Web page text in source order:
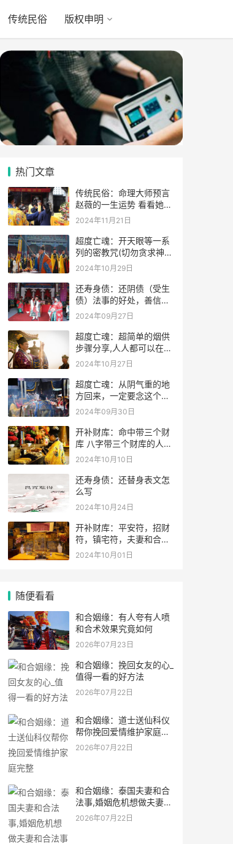
传统民俗 版权申明
热门文章
传统民俗：命理大师预言
赵薇的一生运势 看看她的
表示
2024年11月21日
超度亡魂：开天眼等一系
列的密教咒(切勿贪求神
通)
2024年10月29日
还寿身债：还阴债（受生
债）法事的好处，善信必
看！
2024年09月27日
超度亡魂：超简单的烟供
步骤分享,人人都可以在家
做烟供
2024年10月27日
超度亡魂：从阴气重的地
方回来，一定要念这个
咒！
2024年09月30日
开补财库：命中带三个财
库 八字带三个财库的人是
不是很有钱？
2024年10月10日
还寿身债：还替身表文怎
么写
2024年10月24日
开补财库：平安符，招财
符，镇宅符，夫妻和合符.
灵符符咒.
2024年10月01日
随便看看
和合姻缘：有人夸有人喷
和合术效果究竟如何
2026年07月23日
和合姻缘：挽回女友的心_
值得一看的好方法
2026年07月22日
和合姻缘：道士送仙科仪
帮你挽回爱情维护家庭完
整
2026年07月22日
和合姻缘：泰国夫妻和合
法事,婚姻危机想做夫妻和
合法事能
2026年07月22日